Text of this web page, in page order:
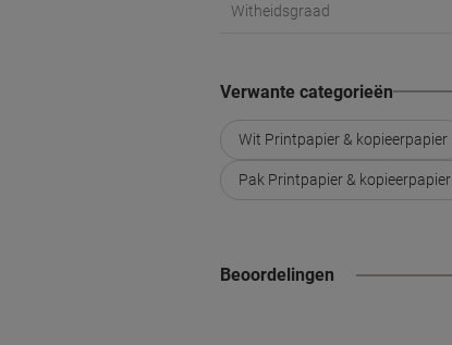
Witheidsgraad
Verwante categorieën
Wit Printpapier & kopieerpapier
Pak Printpapier & kopieerpapier
Beoordelingen